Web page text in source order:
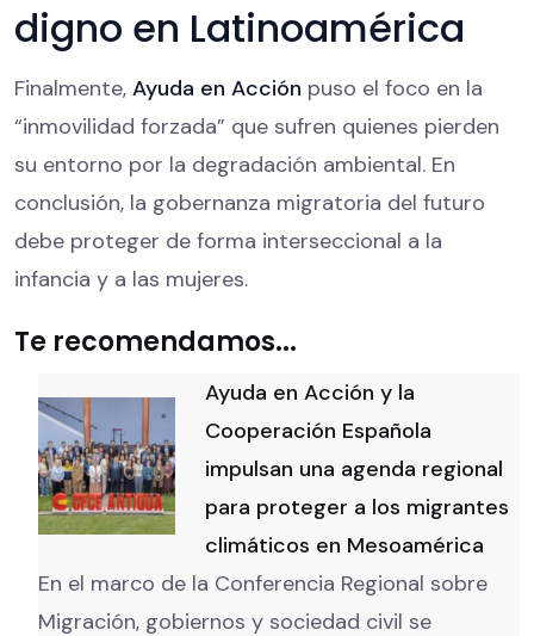
digno en Latinoamérica
Finalmente, Ayuda en Acción puso el foco en la
“inmovilidad forzada” que sufren quienes pierden
su entorno por la degradación ambiental. En
conclusión, la gobernanza migratoria del futuro
debe proteger de forma interseccional a la
infancia y a las mujeres.
Te recomendamos...
Ayuda en Acción y la
Cooperación Española
impulsan una agenda regional
para proteger a los migrantes
climáticos en Mesoamérica
En el marco de la Conferencia Regional sobre
Migración, gobiernos y sociedad civil se